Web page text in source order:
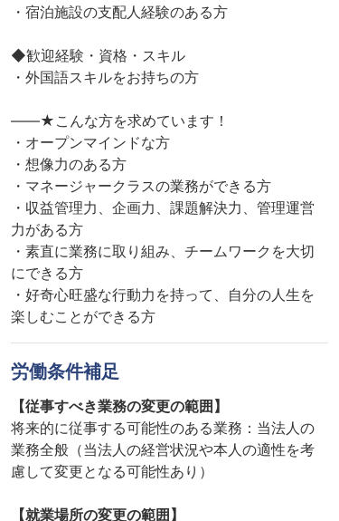
・宿泊施設の支配人経験のある方
◆歓迎経験・資格・スキル
・外国語スキルをお持ちの方
――★こんな方を求めています！
・オープンマインドな方
・想像力のある方
・マネージャークラスの業務ができる方
・収益管理力、企画力、課題解決力、管理運営
力がある方
・素直に業務に取り組み、チームワークを大切
にできる方
・好奇心旺盛な行動力を持って、自分の人生を
楽しむことができる方
労働条件補足
【従事すべき業務の変更の範囲】
将来的に従事する可能性のある業務：当法人の
業務全般（当法人の経営状況や本人の適性を考
慮して変更となる可能性あり）
【就業場所の変更の範囲】